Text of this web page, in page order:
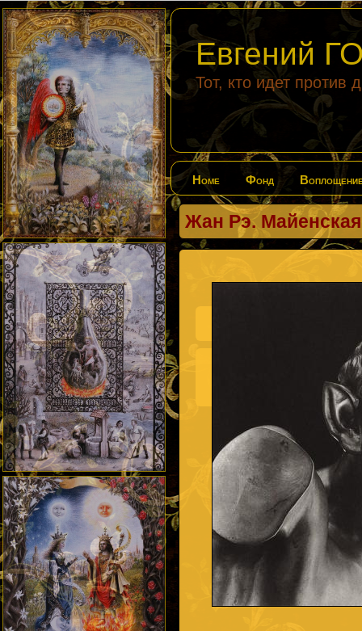
Евгений
Тот, кто идет против
Home Фонд
Жан Рэ.